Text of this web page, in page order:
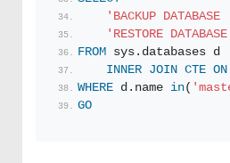
'BACKUP DATABASE
'RESTORE
FROM sys.databases d
INNER JOIN CTE ON
WHERE d.name in(
GO